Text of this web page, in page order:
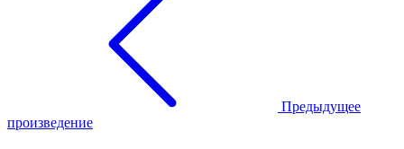
Предыдущее
произведение